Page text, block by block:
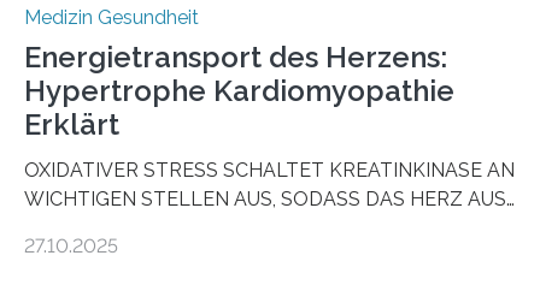
Medizin Gesundheit
Energietransport des Herzens:
Hypertrophe Kardiomyopathie
Erklärt
OXIDATIVER STRESS SCHALTET KREATINKINASE AN
WICHTIGEN STELLEN AUS, SODASS DAS HERZ AUS
aus dem Deutschen Zentrum für Herzinsuffizienz
27.10.2025